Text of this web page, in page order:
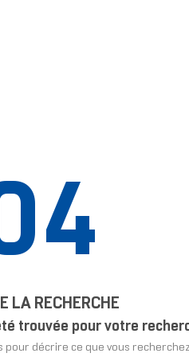
LA RECHERCHE
trouvée pour votre
pour décrire ce que vous